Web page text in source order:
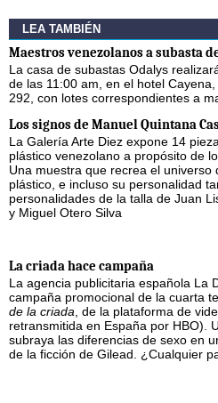
LEA TAMBIÉN
Maestros venezolanos a subasta
La casa de subastas Odalys
de las 11:00 am, en el hotel
292, con lotes correspondientes a
Los signos de Manuel Quintana
La Galería Arte Diez expone 14
plástico venezolano a propósito de
Una muestra que recrea el universo
plástico, e incluso su personalidad
personalidades de la talla de Juan
y Miguel Otero Silva
La criada hace campaña
La agencia publicitaria española La
campaña promocional de la cuarta
de la criada, de la plataforma de
retransmitida en España por HBO).
subraya las diferencias de sexo en
de la ficción de Gilead. ¿Cualquier